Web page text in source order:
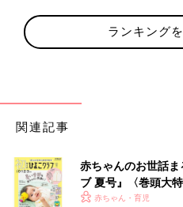
ランキング
関連記事
赤ちゃんのお世話
ブ 夏号』〈巻頭大
く！ おっぱい・ミ
赤ちゃん・育児